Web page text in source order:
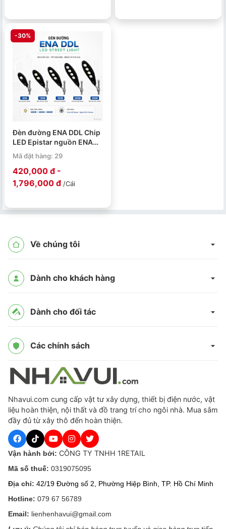
-30%
Đèn đường ENA DDL Chip
LED Epistar nguồn ENA
Vietnam 50W 100W 150W
200W 250W
Mã đặt hàng: 29
420,000 đ -
1,796,000 đ /Cái
Về chúng tôi
Dành cho khách hàng
Dành cho đối tác
Các chính sách
Nhavui.com cung cấp vật tư xây dựng, thiết bị điện nước, vật
liệu hoàn thiện, nội thất và đồ trang trí cho ngôi nhà. Mua sắm
đầy đủ từ xây thô đến hoàn thiện.
Vận hành bởi: CÔNG TY TNHH 1RETAIL
Mã số thuế: 0319075095
Địa chỉ: 42/19 Đường số 2, Phường Hiệp Bình, TP. Hồ Chí Minh
Hotline: 079 67 56789
Email: lienhenhavui@gmail.com